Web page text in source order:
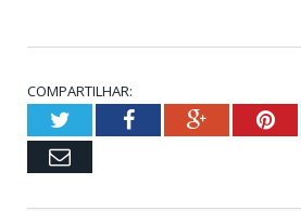
COMPARTILHAR:
TwitterFacebookGoogle+
Email